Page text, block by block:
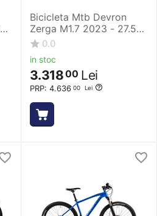
Bicicleta Mtb Devron
Zerga M1.7 2023 - 27.5
Inch, 490 mm, Albastru
0.0
in stoc
PRP: 4.636 00 Lei
3.31800 Lei